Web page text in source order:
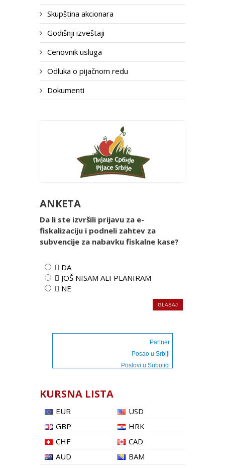
Skupština akcionara
Godišnji izveštaji
Cenovnik usluga
Odluka o pijačnom redu
Dokumenti
ANKETA
Da li ste izvršili prijavu za e-
fiskalizaciju i podneli zahtev za
subvencije za nabavku fiskalne kase?
 DA
 JOŠ NISAM ALI PLANIRAM
 NE
Partner
Posao u Srbiji
Poslovi u Subotici
KURSNA LISTA
EUR
USD
GBP
HRK
CHF
CAD
AUD
BAM